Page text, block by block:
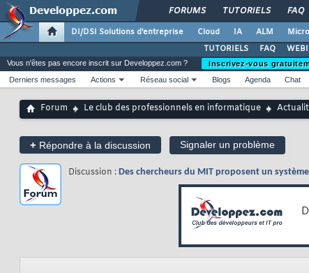
FORUMS TUTORIELS FAQ
DI/DSI Solutions d'entreprise Cloud IA ALM
TUTORIELS
FAQ
Vous n'êtes pas encore inscrit sur Developpez.com ?
Inscrivez-vous
Derniers messages
Actions Réseau social Blogs Agenda Chat
Forum Le club des professionnels en informatique
+ Répondre à la discussion Signaler un problème
Discussion : Des chercheurs du MIT proposent un